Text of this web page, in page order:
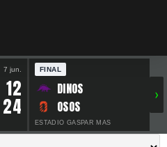
7 jun.
12
24
FINAL
DINOS
OSOS
ESTADIO GASPAR MAS
›